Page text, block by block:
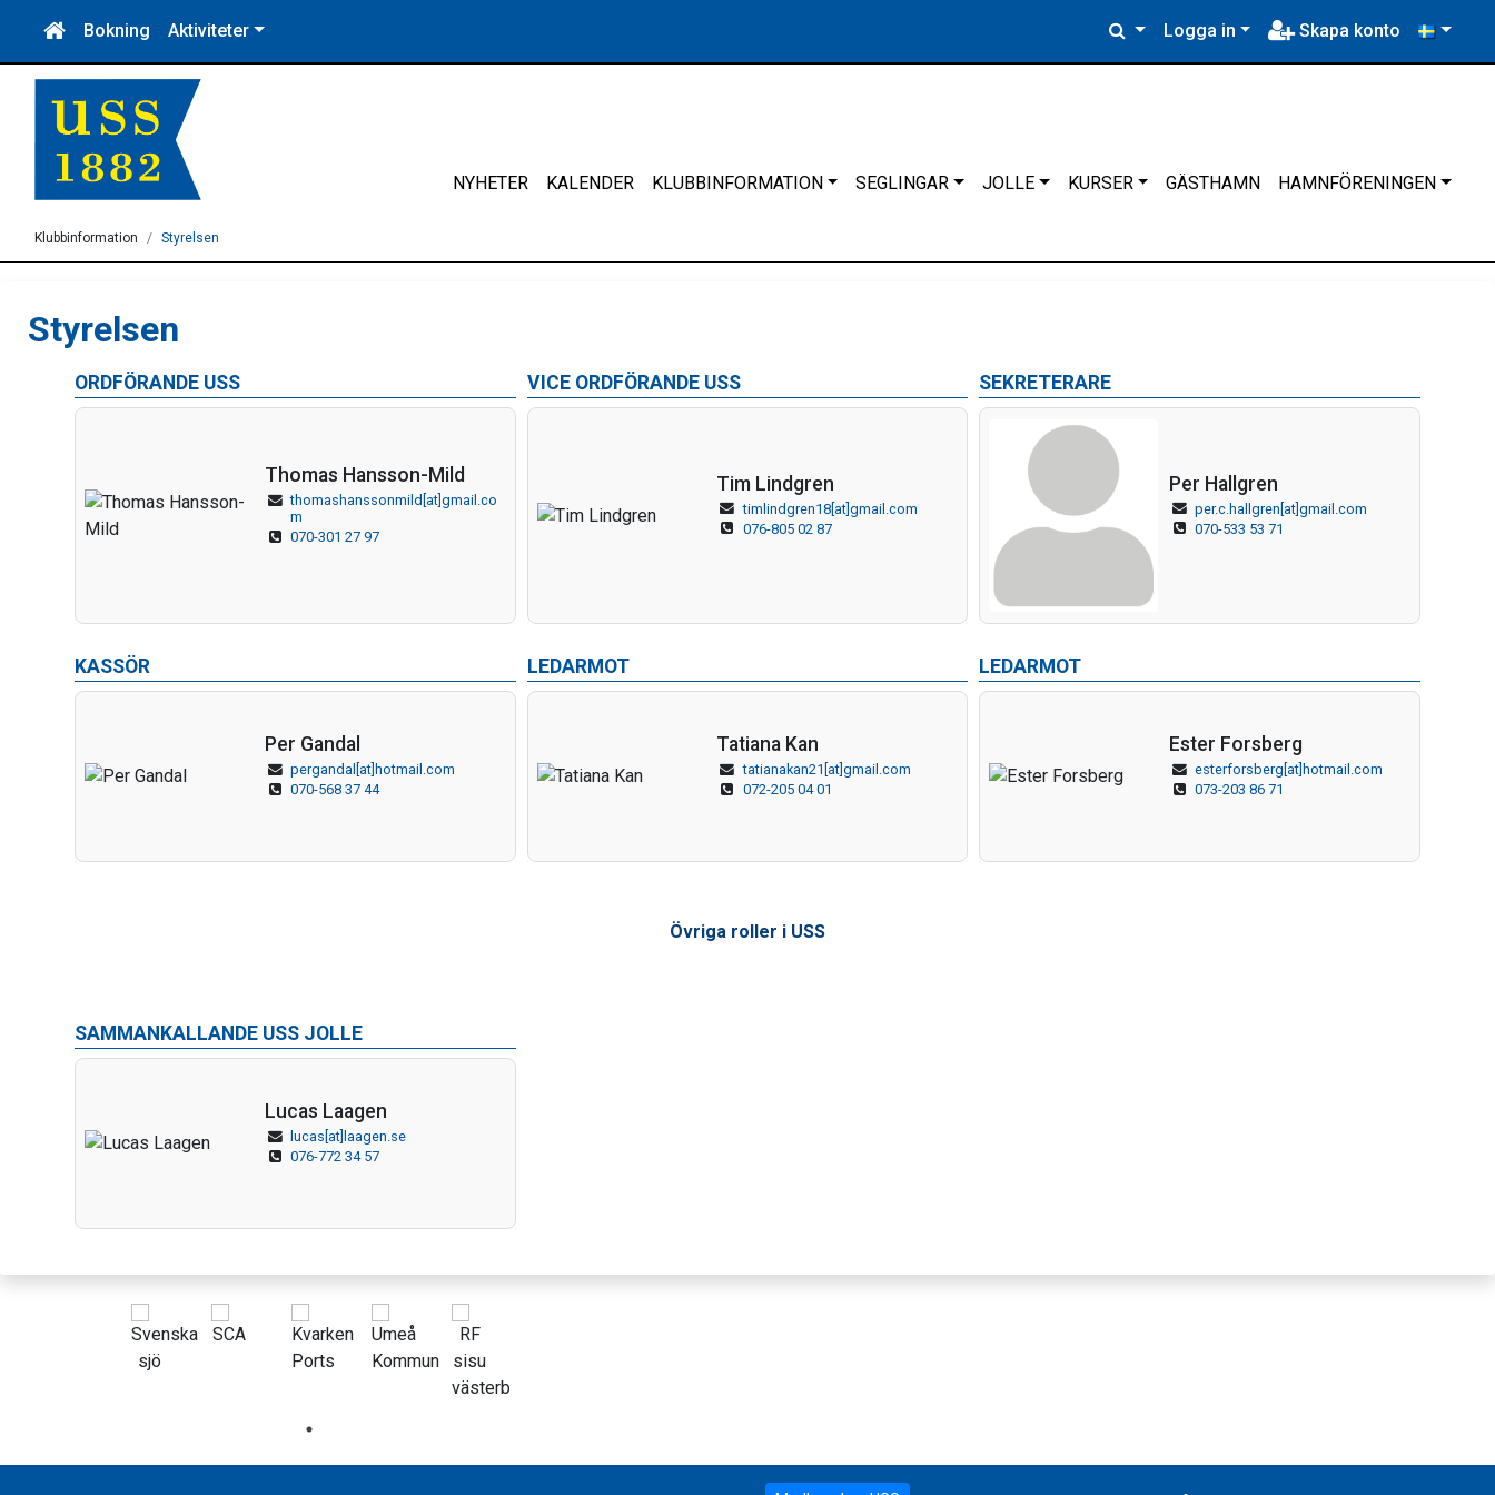
Bokning Aktiviteter Logga in Skapa konto
NYHETER KALENDER KLUBBINFORMATION SEGLINGAR JOLLE KURSER GÄSTHAMN HAMNFÖRENINGEN
Klubbinformation Styrelsen
Styrelsen
ORDFÖRANDE USS
Thomas Hansson-Mild
thomashanssonmild[at]gmail.co
m
070-301 27 97
VICE ORDFÖRANDE USS
Tim Lindgren
timlindgren18[at]gmail.com
076-805 02 87
SEKRETERARE
Per Hallgren
per.c.hallgren[at]gmail.com
070-533 53 71
KASSÖR
Per Gandal
pergandal[at]hotmail.com
070-568 37 44
LEDARMOT
Tatiana Kan
tatianakan21[at]gmail.com
072-205 04 01
LEDARMOT
Ester Forsberg
esterforsberg[at]hotmail.com
073-203 86 71
Övriga roller i USS
SAMMANKALLANDE USS JOLLE
Lucas Laagen
lucas[at]laagen.se
076-772 34 57